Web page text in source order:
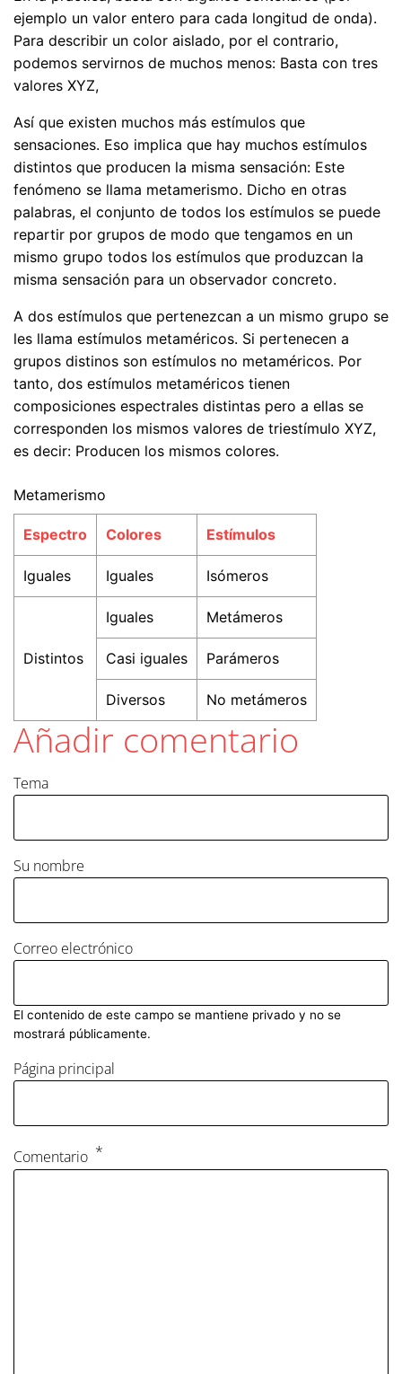
ejemplo un valor entero para cada longitud de onda).
Para describir un color aislado, por el contrario,
podemos servirnos de muchos menos: Basta con tres
valores XYZ,
Así que existen muchos más estímulos que
sensaciones. Eso implica que hay muchos estímulos
distintos que producen la misma sensación: Este
fenómeno se llama metamerismo. Dicho en otras
palabras, el conjunto de todos los estímulos se puede
repartir por grupos de modo que tengamos en un
mismo grupo todos los estímulos que produzcan la
misma sensación para un observador concreto.
A dos estímulos que pertenezcan a un mismo grupo se
les llama estímulos metaméricos. Si pertenecen a
grupos distinos son estímulos no metaméricos. Por
tanto, dos estímulos metaméricos tienen
composiciones espectrales distintas pero a ellas se
corresponden los mismos valores de triestímulo XYZ,
es decir: Producen los mismos colores.
Metamerismo
Espectro Colores Estí­mulos
Iguales Iguales Isómeros
Distintos
Iguales Metámeros
Casi iguales Parámeros
Diversos No metámeros
Añadir comentario
Tema
Su nombre
Correo electrónico
El contenido de este campo se mantiene privado y no se
mostrará públicamente.
Página principal
Comentario